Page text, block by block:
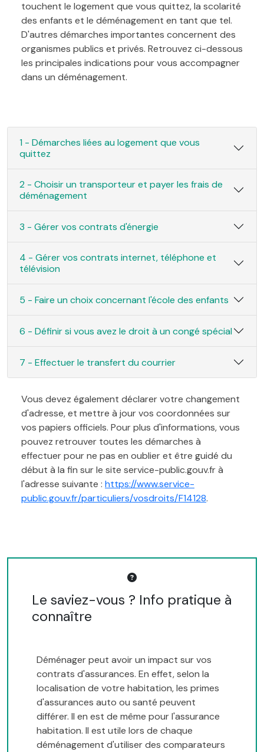
touchent le logement que vous quittez, la scolarité
des enfants et le déménagement en tant que tel.
D'autres démarches importantes concernent des
organismes publics et privés. Retrouvez ci-dessous
les principales indications pour vous accompagner
dans un déménagement.
1 - Démarches liées au logement que vous
quittez
2 - Choisir un transporteur et payer les frais de
déménagement
3 - Gérer vos contrats d'énergie
4 - Gérer vos contrats internet, téléphone et
télévision
5 - Faire un choix concernant l'école des enfants
6 - Définir si vous avez le droit à un congé spécial
7 - Effectuer le transfert du courrier
Vous devez également déclarer votre changement
d'adresse, et mettre à jour vos coordonnées sur
vos papiers officiels. Pour plus d'informations, vous
pouvez retrouver toutes les démarches à
effectuer pour ne pas en oublier et être guidé du
début à la fin sur le site service-public.gouv.fr à
l'adresse suivante : https://www.service-
public.gouv.fr/particuliers/vosdroits/F14128.
Le saviez-vous ? Info pratique à
connaître
Déménager peut avoir un impact sur vos
contrats d'assurances. En effet, selon la
localisation de votre habitation, les primes
d'assurances auto ou santé peuvent
différer. Il en est de même pour l'assurance
habitation. Il est utile lors de chaque
déménagement d'utiliser des comparateurs